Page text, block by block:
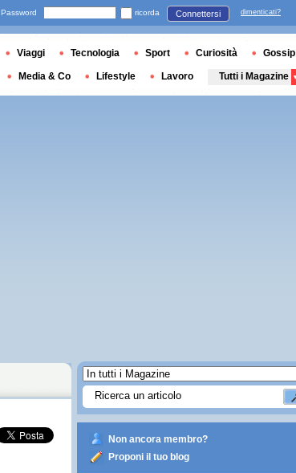
Non ancora membro?
Proponi il tuo blog
Password ricorda Connettersi dimenticati?
Viaggi Tecnologia Sport Curiosità Gossip
Media & Co Lifestyle Lavoro Tutti i Magazine